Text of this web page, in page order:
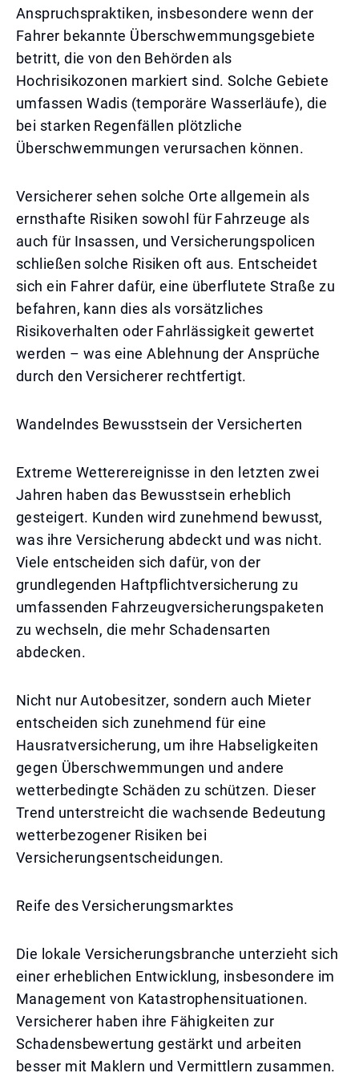
Anspruchspraktiken, insbesondere wenn der
Fahrer bekannte Überschwemmungsgebiete
betritt, die von den Behörden als
Hochrisikozonen markiert sind. Solche Gebiete
umfassen Wadis (temporäre Wasserläufe), die
bei starken Regenfällen plötzliche
Überschwemmungen verursachen können.
Versicherer sehen solche Orte allgemein als
ernsthafte Risiken sowohl für Fahrzeuge als
auch für Insassen, und Versicherungspolicen
schließen solche Risiken oft aus. Entscheidet
sich ein Fahrer dafür, eine überflutete Straße zu
befahren, kann dies als vorsätzliches
Risikoverhalten oder Fahrlässigkeit gewertet
werden – was eine Ablehnung der Ansprüche
durch den Versicherer rechtfertigt.
Wandelndes Bewusstsein der Versicherten
Extreme Wetterereignisse in den letzten zwei
Jahren haben das Bewusstsein erheblich
gesteigert. Kunden wird zunehmend bewusst,
was ihre Versicherung abdeckt und was nicht.
Viele entscheiden sich dafür, von der
grundlegenden Haftpflichtversicherung zu
umfassenden Fahrzeugversicherungspaketen
zu wechseln, die mehr Schadensarten
abdecken.
Nicht nur Autobesitzer, sondern auch Mieter
entscheiden sich zunehmend für eine
Hausratversicherung, um ihre Habseligkeiten
gegen Überschwemmungen und andere
wetterbedingte Schäden zu schützen. Dieser
Trend unterstreicht die wachsende Bedeutung
wetterbezogener Risiken bei
Versicherungsentscheidungen.
Reife des Versicherungsmarktes
Die lokale Versicherungsbranche unterzieht sich
einer erheblichen Entwicklung, insbesondere im
Management von Katastrophensituationen.
Versicherer haben ihre Fähigkeiten zur
Schadensbewertung gestärkt und arbeiten
besser mit Maklern und Vermittlern zusammen.